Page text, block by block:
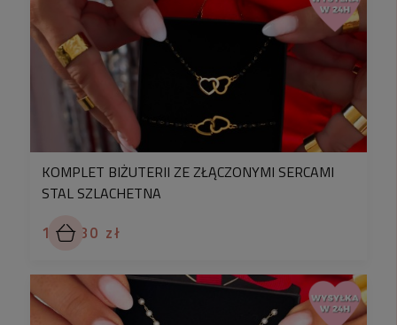
KOMPLET BIŻUTERII ZE ZŁĄCZONYMI SERCAMI
STAL SZLACHETNA
183,80 zł